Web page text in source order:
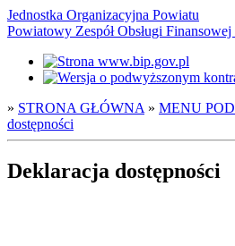
Jednostka Organizacyjna Powiatu
Powiatowy Zespół Obsługi
» STRONA GŁÓWNA » MENU
dostępności
Deklaracja dostępności